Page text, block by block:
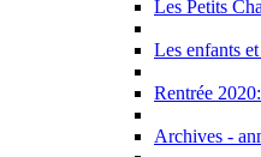
Les Petits
Les enfants
Rentrée
Archives -